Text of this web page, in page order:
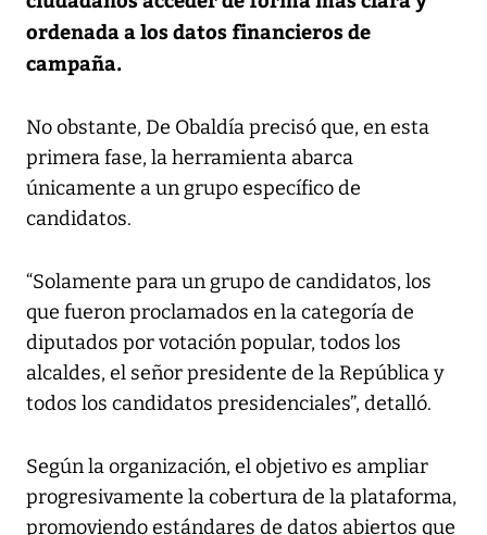
ordenada a los datos financieros de
campaña.
No obstante, De Obaldía precisó que, en esta
primera fase, la herramienta abarca
únicamente a un grupo específico de
candidatos.
“Solamente para un grupo de candidatos, los
que fueron proclamados en la categoría de
diputados por votación popular, todos los
alcaldes, el señor presidente de la República y
todos los candidatos presidenciales”, detalló.
Según la organización, el objetivo es ampliar
progresivamente la cobertura de la plataforma,
promoviendo estándares de datos abiertos que